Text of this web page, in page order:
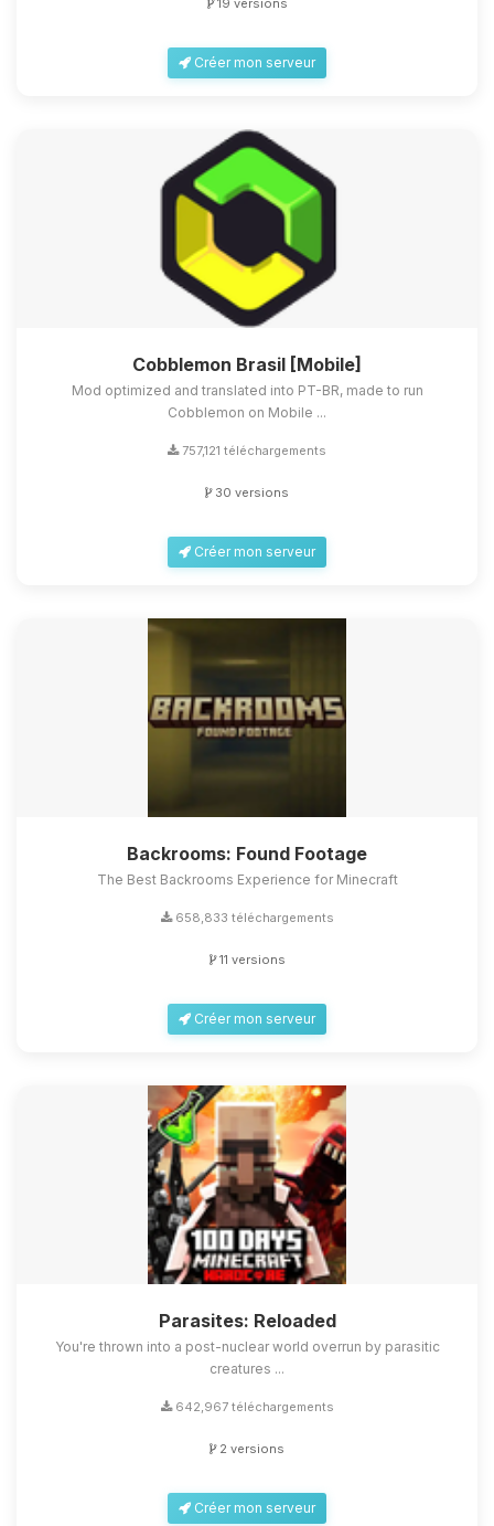
Créer mon serveur
Cobblemon Brasil [Mobile]
Mod optimized and translated into PT-BR, made to run
Cobblemon on Mobile ...
757,121 téléchargements
30 versions
Créer mon serveur
Backrooms: Found Footage
The Best Backrooms Experience for Minecraft
658,833 téléchargements
11 versions
Créer mon serveur
Parasites: Reloaded
You're thrown into a post-nuclear world overrun by parasitic
creatures ...
642,967 téléchargements
2 versions
Créer mon serveur